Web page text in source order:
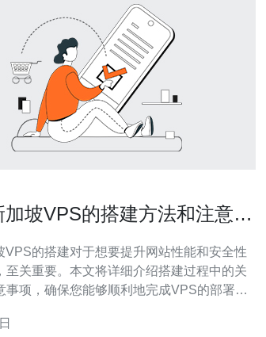
坡VPS的搭建方法和注意事
VPS的搭建对于想要提升网站性能和安全性
至关重要。本文将详细介绍搭建过程中的关
事项，确保您能够顺利地完成VPS的部署并
以获得更稳定和高效的服务。 选择合适